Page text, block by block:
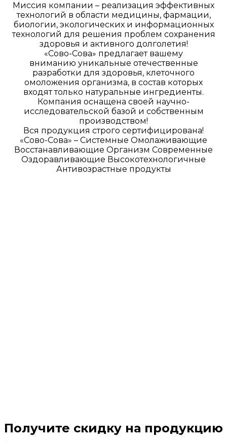
Миссия компании – реализация эффективных
технологий в области медицины, фармации,
биологии, экологических и информационных
технологий для решения проблем сохранения
здоровья и активного долголетия!
«Сово-Сова» предлагает вашему
вниманию уникальные отечественные
разработки для здоровья, клеточного
омоложения организма, в состав которых
входят только натуральные ингредиенты.
Компания оснащена своей научно-
исследовательской базой и собственным
производством!
Вся продукция строго сертифицирована!
«Сово-Сова» – Системные Омолаживающие
Восстанавливающие Организм Современные
Оздоравливающие Высокотехнологичные
Антивозрастные продукты
Получите скидку на продукцию